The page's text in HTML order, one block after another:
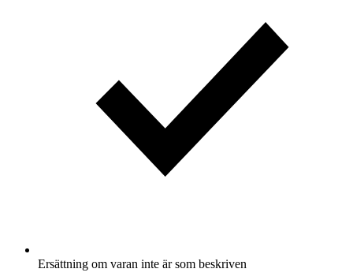
Ersättning om varan inte är som beskriven